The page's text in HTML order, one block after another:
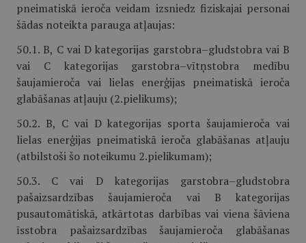
pneimatiskā ieroča veidam izsniedz fiziskajai personai
šādas noteikta parauga atļaujas:
50.1. B, C vai D kategorijas garstobra–gludstobra vai B
vai C kategorijas garstobra–vītņstobra medību
šaujamieroča vai lielas enerģijas pneimatiskā ieroča
glabāšanas atļauju (2.pielikums);
50.2. B, C vai D kategorijas sporta šaujamieroča vai
lielas enerģijas pneimatiskā ieroča glabāšanas atļauju
(atbilstoši šo noteikumu 2.pielikumam);
50.3. C vai D kategorijas garstobra–gludstobra
pašaizsardzības šaujamieroča vai B kategorijas
pusautomātiskā, atkārtotas darbības vai viena šāviena
īsstobra pašaizsardzības šaujamieroča glabāšanas